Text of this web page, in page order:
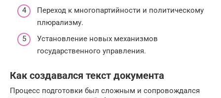
Переход к многопартийности и политическому
плюрализму.
Установление новых механизмов
государственного управления.
Как создавался текст документа
Процесс подготовки был сложным и сопровождался